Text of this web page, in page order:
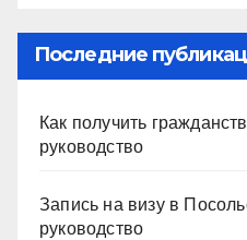
Последние
Как получить
руководство
Запись на визу в
руководство